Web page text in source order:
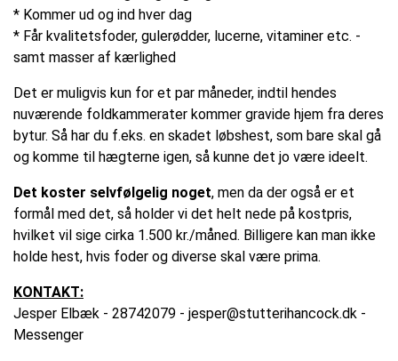
* Kommer ud og ind hver dag
* Får kvalitetsfoder, gulerødder, lucerne, vitaminer etc. -
samt masser af kærlighed
Det er muligvis kun for et par måneder, indtil hendes
nuværende foldkammerater kommer gravide hjem fra deres
bytur. Så har du f.eks. en skadet løbshest, som bare skal gå
og komme til hægterne igen, så kunne det jo være ideelt.
Det koster selvfølgelig noget, men da der også er et
formål med det, så holder vi det helt nede på kostpris,
hvilket vil sige cirka 1.500 kr./måned. Billigere kan man ikke
holde hest, hvis foder og diverse skal være prima.
KONTAKT:
Jesper Elbæk - 28742079 - jesper@stutterihancock.dk -
Messenger